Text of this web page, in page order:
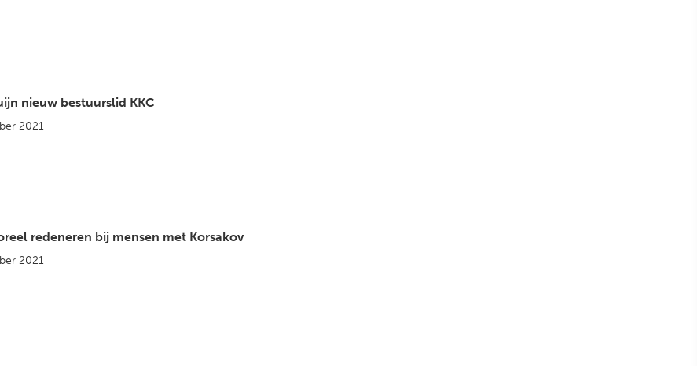
nieuw bestuurslid KKC
2021
redeneren bij mensen met Korsakov
2021